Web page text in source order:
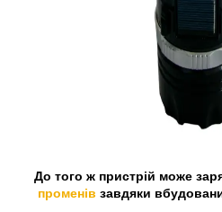
До того ж пристрій може
променів завдяки